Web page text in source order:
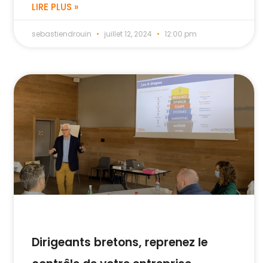
LIRE PLUS »
sebastiendrouin juillet 12, 2024 12:00 pm
Dirigeants bretons, reprenez le